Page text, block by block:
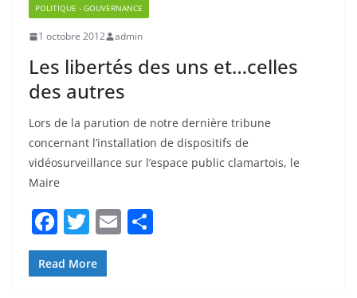
k
Les libertés des uns et…celles
des autres
Lors de la parution de notre dernière tribune
concernant l’installation de dispositifs de
vidéosurveillance sur l’espace public clamartois, le
Maire
F
a
c
e
b
T
w
itt
er
E
m
ai
P
Read More